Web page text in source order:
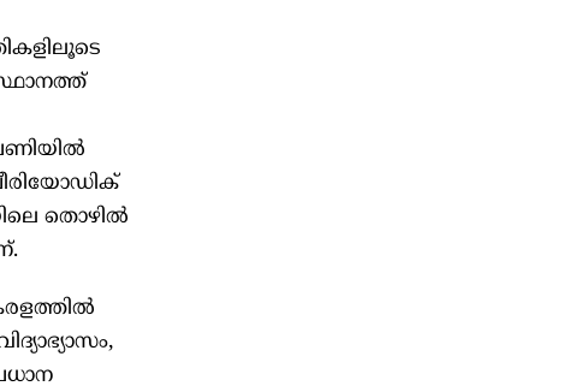
തൊഴിൽ